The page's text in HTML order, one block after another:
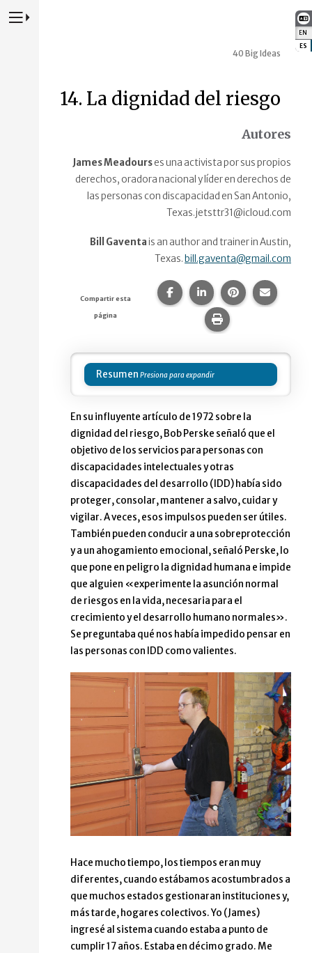
EN
ES
Presione para alternar la navegación principal del sitio web
40 Big Ideas
14. La dignidad del riesgo
Autores
James Meadourses una activista por sus propios
derechos, oradora nacional y líder en derechos de
las personas con discapacidad en San Antonio,
Texas.jetsttr31@icloud.com
Bill Gaventais an author and trainer in Austin,
Texas. bill.gaventa@gmail.com
Compartir esta
página
Compartir esta página en
Compartir esta
Compartir
Imprime esta
Resumen
En su influyente artículo de 1972 sobre la
dignidad del riesgo, Bob Perske señaló que el
objetivo de los servicios para personas con
discapacidades intelectuales y otras
discapacidades del desarrollo (IDD) había sido
proteger, consolar, mantener a salvo, cuidar y
vigilar. A veces, esos impulsos pueden ser útiles.
También pueden conducir a una sobreprotección
y a un ahogamiento emocional, señaló Perske, lo
que pone en peligro la dignidad humana e impide
que alguien «experimente la asunción normal
de riesgos en la vida, necesaria para el
crecimiento y el desarrollo humano normales».
Se preguntaba qué nos había impedido pensar en
las personas con IDD como valientes.
Hace mucho tiempo, los tiempos eran muy
diferentes, cuando estábamos acostumbrados a
que muchos estados gestionaran instituciones y,
más tarde, hogares colectivos. Yo (James)
ingresé al sistema cuando estaba a punto de
cumplir 17 años. Estaba en décimo grado. Me